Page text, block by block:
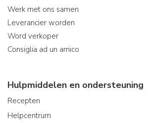
Werk met ons samen
Leverancier worden
Word verkoper
Consiglia ad un amico
Hulpmiddelen en ondersteuning
Recepten
Helpcentrum